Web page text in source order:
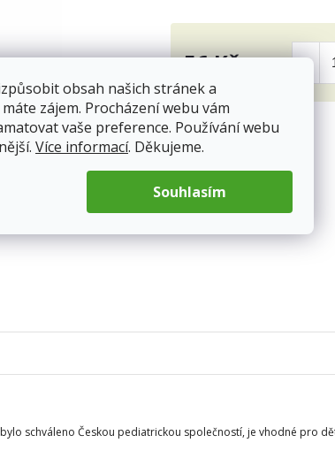
obsah našich stránek a
zájem. Procházení webu vám
vaše preference. Používání webu
Více informací. Děkujeme.
Souhlasím
56 Kč
Měrná
cena:
schváleno Českou pediatrickou společností, je vhodné pro